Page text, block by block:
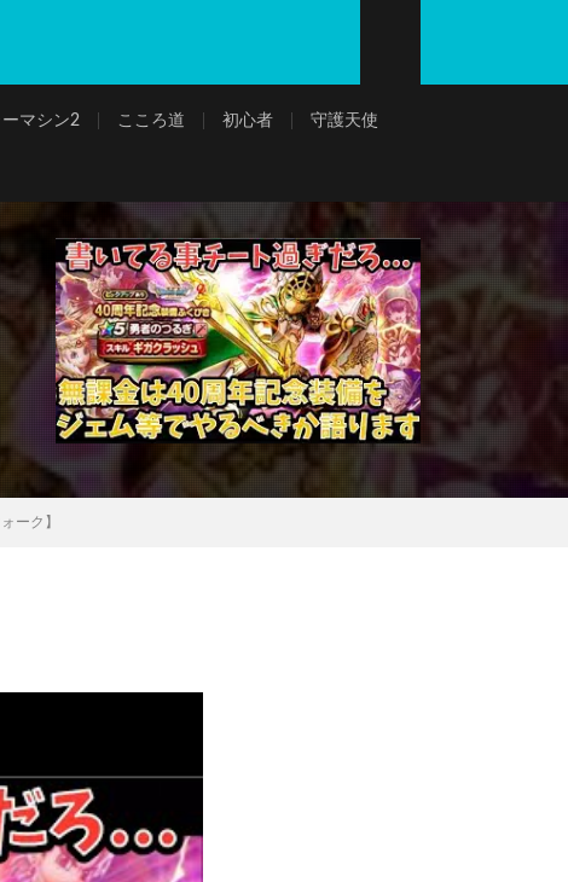
ーマシン2 こころ道 初心者 守護天使
ーク】